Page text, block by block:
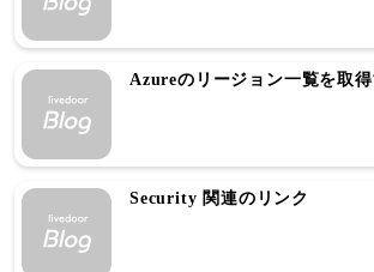
Azureのリージョン一覧を取
Security 関連のリンク